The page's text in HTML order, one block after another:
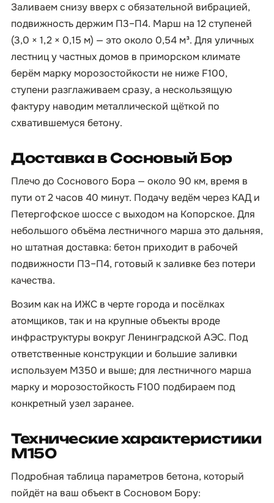
Заливаем снизу вверх с обязательной вибрацией,
подвижность держим П3–П4. Марш на 12 ступеней
(3,0 × 1,2 × 0,15 м) — это около 0,54 м³. Для уличных
лестниц у частных домов в приморском климате
берём марку морозостойкости не ниже F100,
ступени разглаживаем сразу, а нескользящую
фактуру наводим металлической щёткой по
схватившемуся бетону.
Доставка в Сосновый Бор
Плечо до Соснового Бора — около 90 км, время в
пути от 2 часов 40 минут. Подачу ведём через КАД и
Петергофское шоссе с выходом на Копорское. Для
небольшого объёма лестничного марша это дальняя,
но штатная доставка: бетон приходит в рабочей
подвижности П3–П4, готовый к заливке без потери
качества.
Возим как на ИЖС в черте города и посёлках
атомщиков, так и на крупные объекты вроде
инфраструктуры вокруг Ленинградской АЭС. Под
ответственные конструкции и большие заливки
используем М350 и выше; для лестничного марша
марку и морозостойкость F100 подбираем под
конкретный узел заранее.
Технические характеристики
М150
Подробная таблица параметров бетона, который
пойдёт на ваш объект в Сосновом Бору: